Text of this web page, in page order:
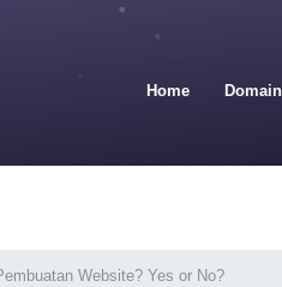
Home Domain
Website? Yes or No?